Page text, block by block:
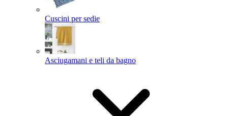
Cuscini per sedie
Asciugamani e teli da bagno